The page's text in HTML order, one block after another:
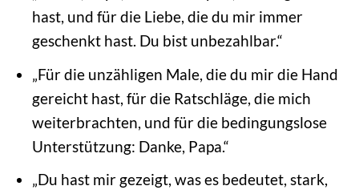
hast, und für die Liebe, die du mir immer
geschenkt hast. Du bist unbezahlbar.“
„Für die unzähligen Male, die du mir die Hand
gereicht hast, für die Ratschläge, die mich
weiterbrachten, und für die bedingungslose
Unterstützung: Danke, Papa.“
„Du hast mir gezeigt, was es bedeutet, stark,